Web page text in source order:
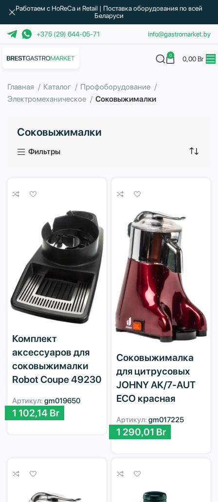
+375 (29) 644-05-71 info@gastromarket.by
0 0,00 Br
Главная Каталог
Профоборудование
Электромеханическое
Соковыжималки
Соковыжималки
Фильтры
Комплект
аксессуаров для
соковыжималки
Robot Coupe 49230
Артикул: gm019650
1 102,14 Br
Соковыжималка
для цитрусовых
JOHNY AK/7-AUT
ECO красная
Артикул: gm017225
1 290,01 Br
Работаем с HoReCa и Retail | Поставка оборудования по всей
Беларуси